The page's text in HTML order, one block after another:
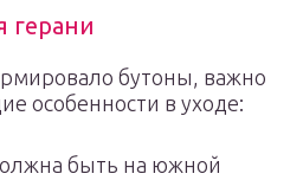
герани
бутоны, важно
особенности в уходе:
быть на южной